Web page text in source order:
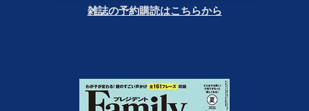
雑誌の予約購読はこちらから